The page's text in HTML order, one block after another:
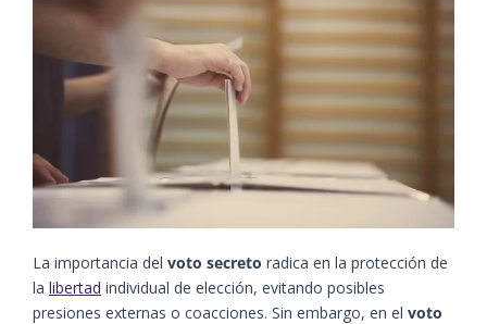
La importancia del voto secreto radica en la protección de
la libertad individual de elección, evitando posibles
presiones externas o coacciones. Sin embargo, en el voto